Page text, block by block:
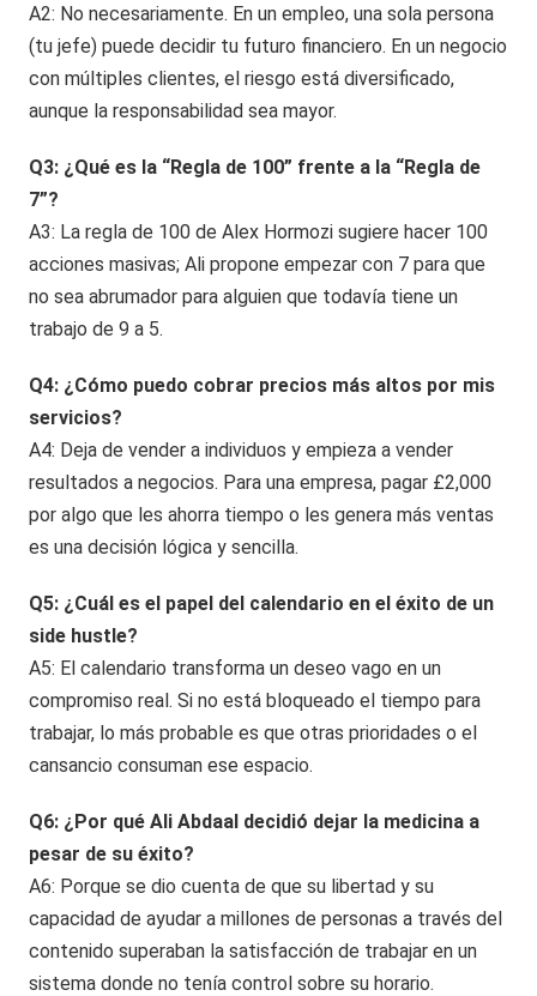
A2: No necesariamente. En un empleo, una sola persona
(tu jefe) puede decidir tu futuro financiero. En un negocio
con múltiples clientes, el riesgo está diversificado,
aunque la responsabilidad sea mayor.
Q3: ¿Qué es la “Regla de 100” frente a la “Regla de
7”?
A3: La regla de 100 de Alex Hormozi sugiere hacer 100
acciones masivas; Ali propone empezar con 7 para que
no sea abrumador para alguien que todavía tiene un
trabajo de 9 a 5.
Q4: ¿Cómo puedo cobrar precios más altos por mis
servicios?
A4: Deja de vender a individuos y empieza a vender
resultados a negocios. Para una empresa, pagar £2,000
por algo que les ahorra tiempo o les genera más ventas
es una decisión lógica y sencilla.
Q5: ¿Cuál es el papel del calendario en el éxito de un
side hustle?
A5: El calendario transforma un deseo vago en un
compromiso real. Si no está bloqueado el tiempo para
trabajar, lo más probable es que otras prioridades o el
cansancio consuman ese espacio.
Q6: ¿Por qué Ali Abdaal decidió dejar la medicina a
pesar de su éxito?
A6: Porque se dio cuenta de que su libertad y su
capacidad de ayudar a millones de personas a través del
contenido superaban la satisfacción de trabajar en un
sistema donde no tenía control sobre su horario.